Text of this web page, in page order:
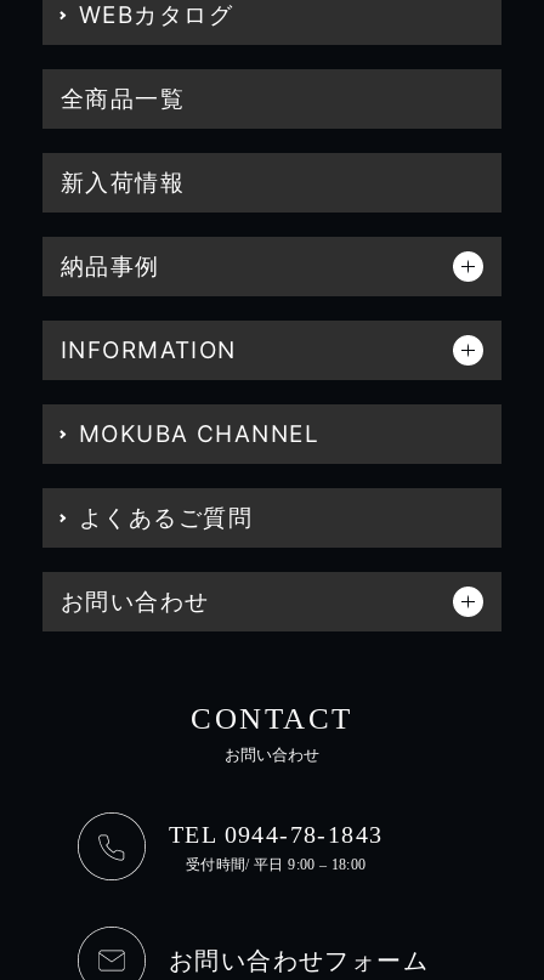
WEBカタログ
全商品一覧
新入荷情報
納品事例
INFORMATION
MOKUBA CHANNEL
よくあるご質問
お問い合わせ
CONTACT
お問い合わせ
TEL 0944-78-1843
受付時間/ 平日 9:00 – 18:00
お問い合わせフォーム